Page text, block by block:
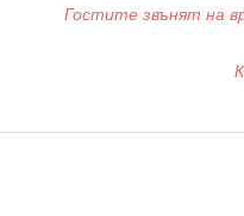
Гостите звънят на